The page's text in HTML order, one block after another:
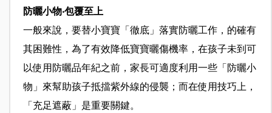
防曬小物‧包覆至上
一般來說，要替小寶寶「徹底」落實防曬工作，的確有
其困難性，為了有效降低寶寶曬傷機率，在孩子未到可
以使用防曬品年紀之前，家長可適度利用一些「防曬小
物」來幫助孩子抵擋紫外線的侵襲；而在使用技巧上，
「充足遮蔽」是重要關鍵。